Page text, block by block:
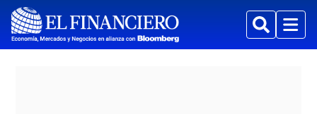
BuscarMenu